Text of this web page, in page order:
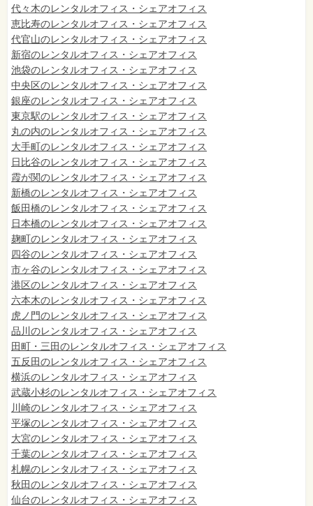
代々木のレンタルオフィス・シェアオフィス
恵比寿のレンタルオフィス・シェアオフィス
代官山のレンタルオフィス・シェアオフィス
新宿のレンタルオフィス・シェアオフィス
池袋のレンタルオフィス・シェアオフィス
中央区のレンタルオフィス・シェアオフィス
銀座のレンタルオフィス・シェアオフィス
東京駅のレンタルオフィス・シェアオフィス
丸の内のレンタルオフィス・シェアオフィス
大手町のレンタルオフィス・シェアオフィス
日比谷のレンタルオフィス・シェアオフィス
霞が関のレンタルオフィス・シェアオフィス
新橋のレンタルオフィス・シェアオフィス
飯田橋のレンタルオフィス・シェアオフィス
日本橋のレンタルオフィス・シェアオフィス
麹町のレンタルオフィス・シェアオフィス
四谷のレンタルオフィス・シェアオフィス
市ヶ谷のレンタルオフィス・シェアオフィス
港区のレンタルオフィス・シェアオフィス
六本木のレンタルオフィス・シェアオフィス
虎ノ門のレンタルオフィス・シェアオフィス
品川のレンタルオフィス・シェアオフィス
田町・三田のレンタルオフィス・シェアオフィス
五反田のレンタルオフィス・シェアオフィス
横浜のレンタルオフィス・シェアオフィス
武蔵小杉のレンタルオフィス・シェアオフィス
川崎のレンタルオフィス・シェアオフィス
平塚のレンタルオフィス・シェアオフィス
大宮のレンタルオフィス・シェアオフィス
千葉のレンタルオフィス・シェアオフィス
札幌のレンタルオフィス・シェアオフィス
秋田のレンタルオフィス・シェアオフィス
仙台のレンタルオフィス・シェアオフィス